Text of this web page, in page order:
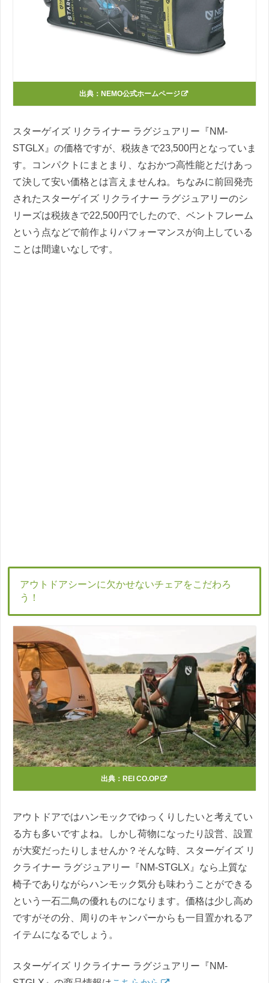
出典： NEMO公式ホームページ
スターゲイズ リクライナー ラグジュアリー『NM-
STGLX』の価格ですが、税抜きで23,500円となっていま
す。コンパクトにまとまり、なおかつ高性能とだけあっ
て決して安い価格とは言えませんね。ちなみに前回発売
されたスターゲイズ リクライナー ラグジュアリーのシ
リーズは税抜きで22,500円でしたので、ベントフレーム
という点などで前作よりパフォーマンスが向上している
ことは間違いなしです。
アウトドアシーンに欠かせないチェアをこだわろ
う！
出典： REI CO.OP
アウトドアではハンモックでゆっくりしたいと考えてい
る方も多いですよね。しかし荷物になったり設営、設置
が大変だったりしませんか？そんな時、スターゲイズ リ
クライナー ラグジュアリー『NM-STGLX』なら上質な
椅子でありながらハンモック気分も味わうことができる
という一石二鳥の優れものになります。価格は少し高め
ですがその分、周りのキャンパーからも一目置かれるア
イテムになるでしょう。
スターゲイズ リクライナー ラグジュアリー『NM-